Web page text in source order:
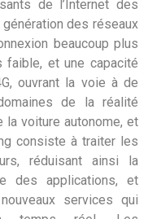
de l’Internet des
des réseaux
beaucoup plus
faible, et une capacité
ouvrant la voie à de
de la réalité
la voiture autonome, et
consiste à traiter les
réduisant ainsi la
des applications, et
services qui